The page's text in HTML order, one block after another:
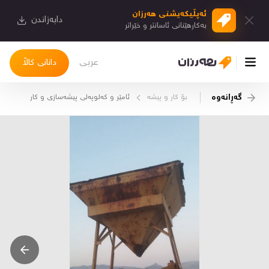
ئەپڵیكەیشنی هەرزان
بەكارهێنانی ئاسانتر و خێراتر دابەزاندن
دانانی کاڵا عربی
دیاریکراوەکانم
گەڕانەوە بۆ كار و پیشە ئامێر و كەلوپەلی پیشەسازی و كار